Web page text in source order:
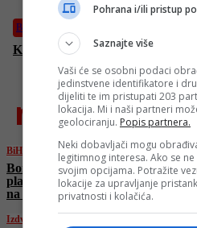
BiH
Konaković: Napadaju nas
najnovije
BiH
Borenović o slučaju Viaduct:
planira dati sumnjivim likovima,
na tamo neka ostrva”
Izdvojeno
Pohrana i/ili pristup
Saznajte više
Vaši će se osobni podaci
jedinstvene identifikatore i
dijeliti te im pristupati 203
lokacija. Mi i naši partneri
geolociranju. Popis partnera.
Neki dobavljači mogu
legitimnog interesa. Ako se
svojim opcijama. Potražite
lokacije za upravljanje
privatnosti i kolačića.